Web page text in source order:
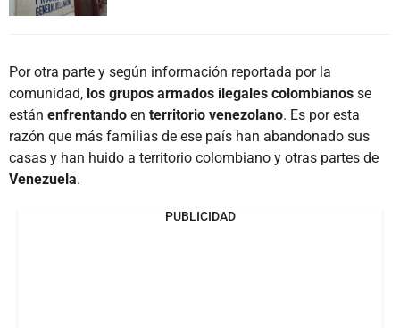
Por otra parte y según información reportada por la
comunidad, los grupos armados ilegales colombianos se
están enfrentando en territorio venezolano. Es por esta
razón que más familias de ese país han abandonado sus
casas y han huido a territorio colombiano y otras partes de
Venezuela.
PUBLICIDAD